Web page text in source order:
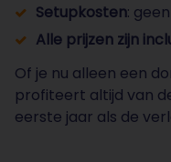
Setupkosten: geen
Alle prijzen zijn
Of je nu alleen een
profiteert altijd van
eerste jaar als de